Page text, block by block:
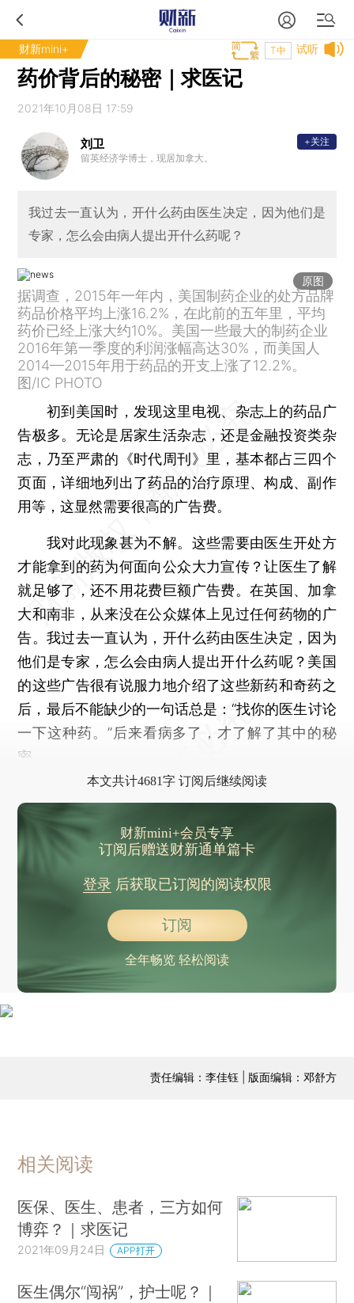
财新mini+ 试听
T中
药价背后的秘密｜求医记
2021年10月08日 17:59
刘卫
留英经济学博士，现居加拿大。
+关注
我过去一直认为，开什么药由医生决定，因为他们是
专家，怎么会由病人提出开什么药呢？
原图
据调查，2015年一年内，美国制药企业的处方品牌
药品价格平均上涨16.2%，在此前的五年里，平均
药价已经上涨大约10%。美国一些最大的制药企业
2016年第一季度的利润涨幅高达30%，而美国人
2014—2015年用于药品的开支上涨了12.2%。
图/IC PHOTO
初到美国时，发现这里电视、杂志上的药品广
告极多。无论是居家生活杂志，还是金融投资类杂
志，乃至严肃的《时代周刊》里，基本都占三四个
页面，详细地列出了药品的治疗原理、构成、副作
用等，这显然需要很高的广告费。
我对此现象甚为不解。这些需要由医生开处方
才能拿到的药为何面向公众大力宣传？让医生了解
就足够了，还不用花费巨额广告费。在英国、加拿
大和南非，从来没在公众媒体上见过任何药物的广
告。我过去一直认为，开什么药由医生决定，因为
他们是专家，怎么会由病人提出开什么药呢？美国
的这些广告很有说服力地介绍了这些新药和奇药之
后，最后不能缺少的一句话总是：“找你的医生讨论
一下这种药。”后来看病多了，才了解了其中的秘
密。
本文共计4681字 订阅后继续阅读
财新mini+会员专享
订阅后赠送财新通单篇卡
登录后获取已订阅的阅读权限
订阅
全年畅览 轻松阅读
责任编辑：李佳钰 | 版面编辑：邓舒方
相关阅读
医保、医生、患者，三方如何
博弈？｜求医记
2021年09月24日 APP打开
医生偶尔“闯祸”，护士呢？｜